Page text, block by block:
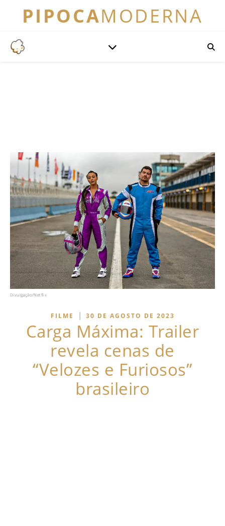
PIPOCAMODERNA
Divulgação/Netflix
FILME | 30 DE AGOSTO DE 2023
Carga Máxima: Trailer
revela cenas de
“Velozes e Furiosos”
brasileiro